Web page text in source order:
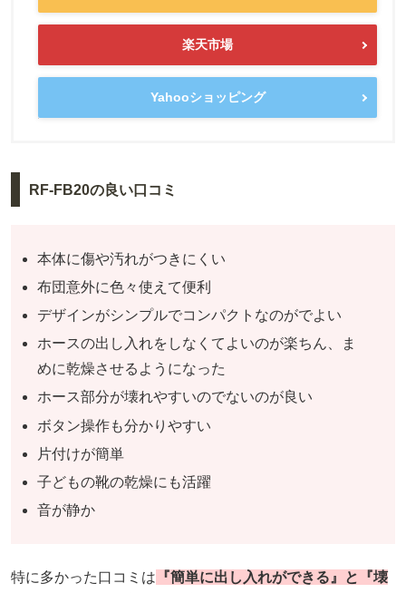
楽天市場
Yahooショッピング
RF-FB20の良い口コミ
本体に傷や汚れがつきにくい
布団意外に色々使えて便利
デザインがシンプルでコンパクトなのがでよい
ホースの出し入れをしなくてよいのが楽ちん、ま
めに乾燥させるようになった
ホース部分が壊れやすいのでないのが良い
ボタン操作も分かりやすい
片付けが簡単
子どもの靴の乾燥にも活躍
音が静か
特に多かった口コミは 『簡単に出し入れができる』と『壊